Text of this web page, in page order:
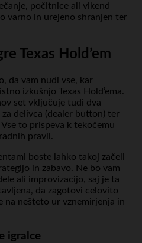
počitnice ali vikend
varno in urejeno shranjen ter
Texas Hold’em
da vam nudi vse, kar
izkušnjo Texas Hold’ema.
set vključuje tudi dva
delivca (dealer button) ter
to prispeva k tekočemu
pravil.
boste lahko takoj začeli
in zabavo. Ne bo vam
ali improvizacijo, saj je ta
da zagotovi celovito
na nešteto ur vznemirjenja in
igralce